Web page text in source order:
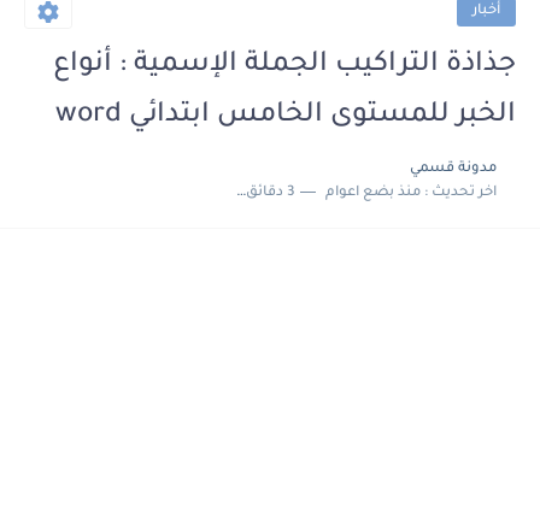
أخبار
جذاذة التراكيب الجملة الإسمية : أنواع
الخبر للمستوى الخامس ابتدائي word
مدونة قسمي
اخر تحديث :منذ بضع اعوام 3 دقائق للقراءة